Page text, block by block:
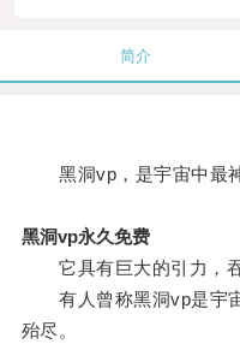
简介
黑洞vp，是宇宙中最神
黑洞vp永久免费
它具有巨大的引力，吞
有人曾称黑洞vp是宇宙
殆尽。